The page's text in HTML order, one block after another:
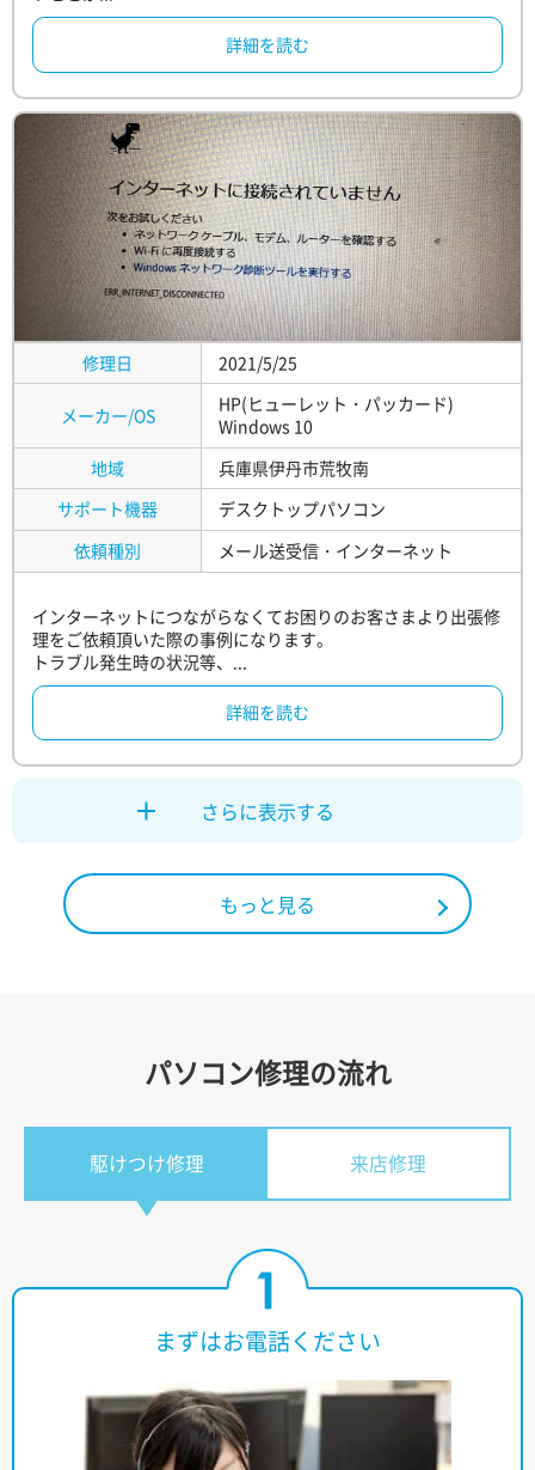
詳細を読む
修理日 2021/5/25
メーカー/OS
HP(ヒューレット・パッカード)
Windows 10
地域
兵庫県伊丹市荒牧南
サポート機器
デスクトップパソコン
依頼種別
メール送受信・インターネット
インターネットにつながらなくてお困りのお客さまより出張修
理をご依頼頂いた際の事例になります。
トラブル発生時の状況等、...
詳細を読む
さらに表示する
もっと見る
パソコン修理の流れ
駆けつけ修理 来店修理
まずはお電話ください